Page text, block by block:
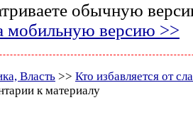
обычную
мобильную версию >>
Власть >> Кто избавляется от
к материалу